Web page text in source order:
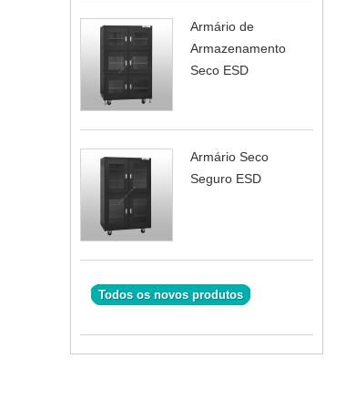
Armário de
Armazenamento
Seco ESD
Armário Seco
Seguro ESD
Todos os novos produtos